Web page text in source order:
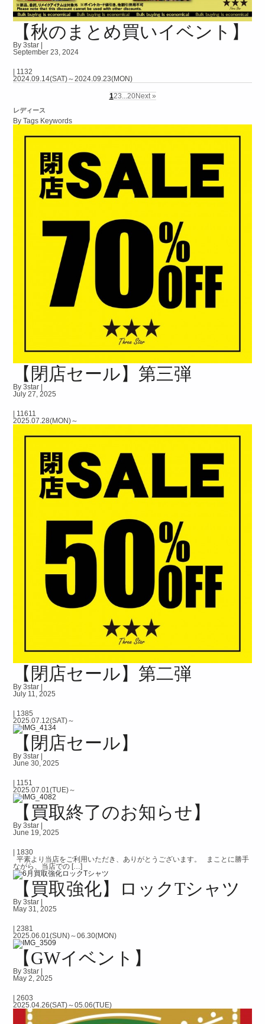
【秋のまとめ買いイベント】
By 3star |
September 23, 2024
| 1132
2024.09.14(SAT)～2024.09.23(MON)
123...20Next »
レディース
By Tags Keywords
【閉店セール】第三弾
By 3star |
July 27, 2025
11611
2025.07.28(MON)～
【閉店セール】第二弾
By 3star |
July 11, 2025
1385
2025.07.12(SAT)～
【閉店セール】
By 3star |
June 30, 2025
1151
2025.07.01(TUE)～
【買取終了のお知らせ】
By 3star |
June 19, 2025
1830
平素より当店をご利用いただき、ありがとうございます。 まことに勝手
ながら、当店での […]
【買取強化】ロックTシャツ
By 3star |
May 31, 2025
|2381
2025.06.01(SUN)～06.30(MON)
【GWイベント】
By 3star |
May 2, 2025
|2603
2025.04.26(SAT)～05.06(TUE)